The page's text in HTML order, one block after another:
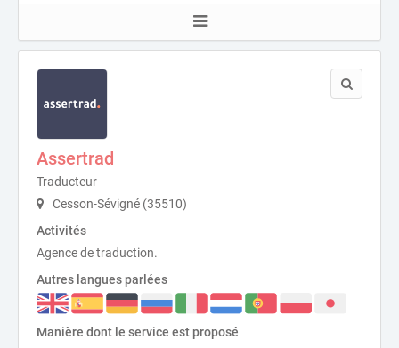
Assertrad
Traducteur
Cesson-Sévigné (35510)
Activités
Agence de traduction.
Autres langues parlées
Manière dont le service est proposé